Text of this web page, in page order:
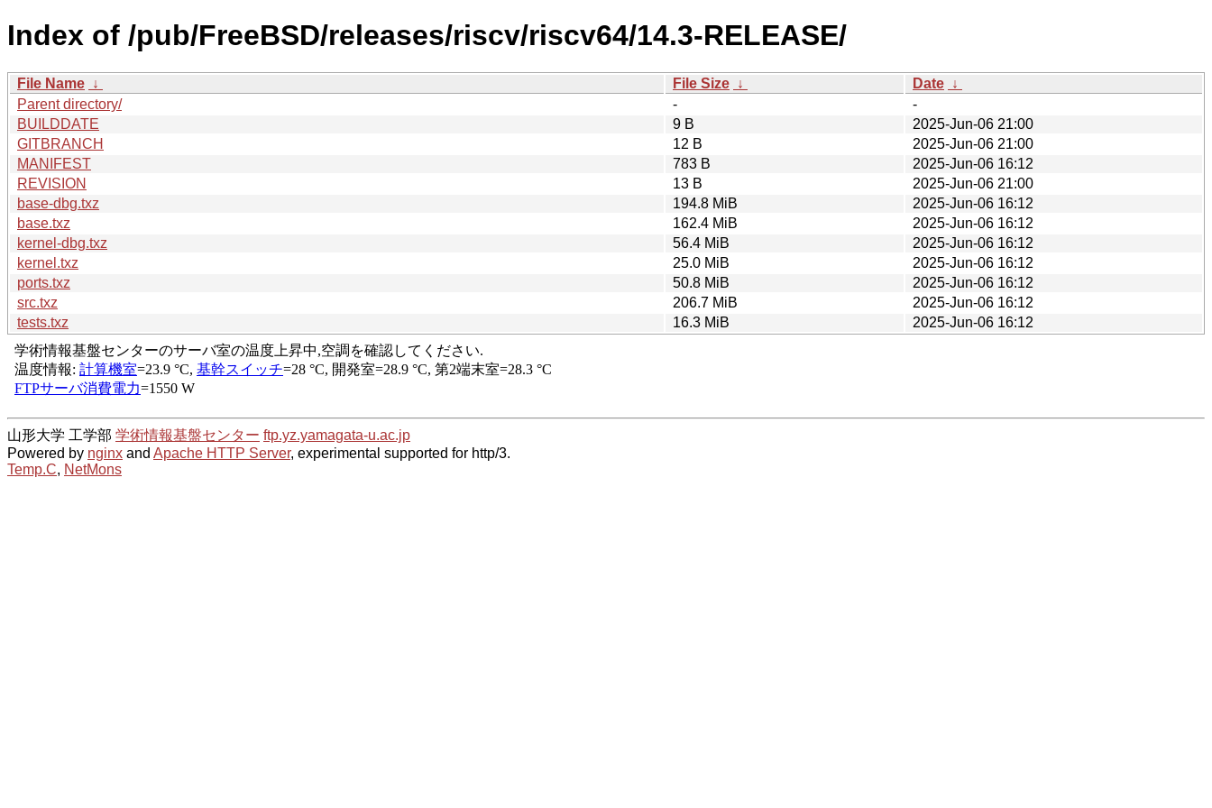
Index of /pub/FreeBSD/releases/riscv/riscv64/14.3-RELEASE/
File Name ↓ File Size ↓ Date ↓
Parent directory/
-
-
BUILDDATE
9 B
2025-Jun-06 21:00
GITBRANCH
12 B
2025-Jun-06 21:00
MANIFEST
783 B
2025-Jun-06 16:12
REVISION
13 B
2025-Jun-06 21:00
base-dbg.txz
194.8 MiB
2025-Jun-06 16:12
base.txz
162.4 MiB
2025-Jun-06 16:12
kernel-dbg.txz
56.4 MiB
2025-Jun-06 16:12
kernel.txz
25.0 MiB
2025-Jun-06 16:12
ports.txz
50.8 MiB
2025-Jun-06 16:12
src.txz
206.7 MiB
2025-Jun-06 16:12
tests.txz
16.3 MiB 2025-Jun-06 16:12
山形大学 工学部 学術情報基盤センター ftp.yz.yamagata-u.ac.jp
Powered by nginx and Apache HTTP Server, experimental supported for http/3.
Temp.C, NetMons